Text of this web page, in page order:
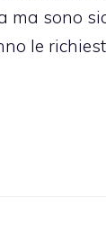
ma sono
le